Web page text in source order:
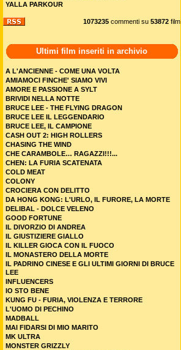
YALLA PARKOUR
1073235 commenti su 53872 film
Ultimi film inseriti in archivio
A L'ANCIENNE - COME UNA VOLTA
AMIAMOCI FINCHE' SIAMO VIVI
AMORE E PASSIONE A SYLT
BRIVIDI NELLA NOTTE
BRUCE LEE - THE FLYING DRAGON
BRUCE LEE IL LEGGENDARIO
BRUCE LEE, IL CAMPIONE
CASH OUT 2: HIGH ROLLERS
CHASING THE WIND
CHE CARAMBOLE… RAGAZZI!!!...
CHEN: LA FURIA SCATENATA
COLD MEAT
COLONY
CROCIERA CON DELITTO
DA HONG KONG: L'URLO, IL FURORE, LA MORTE
DELIBAL - DOLCE VELENO
GOOD FORTUNE
IL DIVORZIO DI ANDREA
IL GIUSTIZIERE GIALLO
IL KILLER GIOCA CON IL FUOCO
IL MONASTERO DELLA MORTE
IL PADRINO CINESE E GLI ULTIMI GIORNI DI BRUCE
LEE
INFLUENCERS
IO STO BENE
KUNG FU - FURIA, VIOLENZA E TERRORE
L'UOMO DI PECHINO
MADBALL
MAI FIDARSI DI MIO MARITO
MK ULTRA
MONSTER GRIZZLY